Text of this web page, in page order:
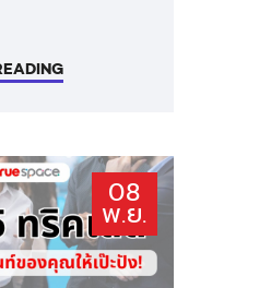
08
พ.ย.